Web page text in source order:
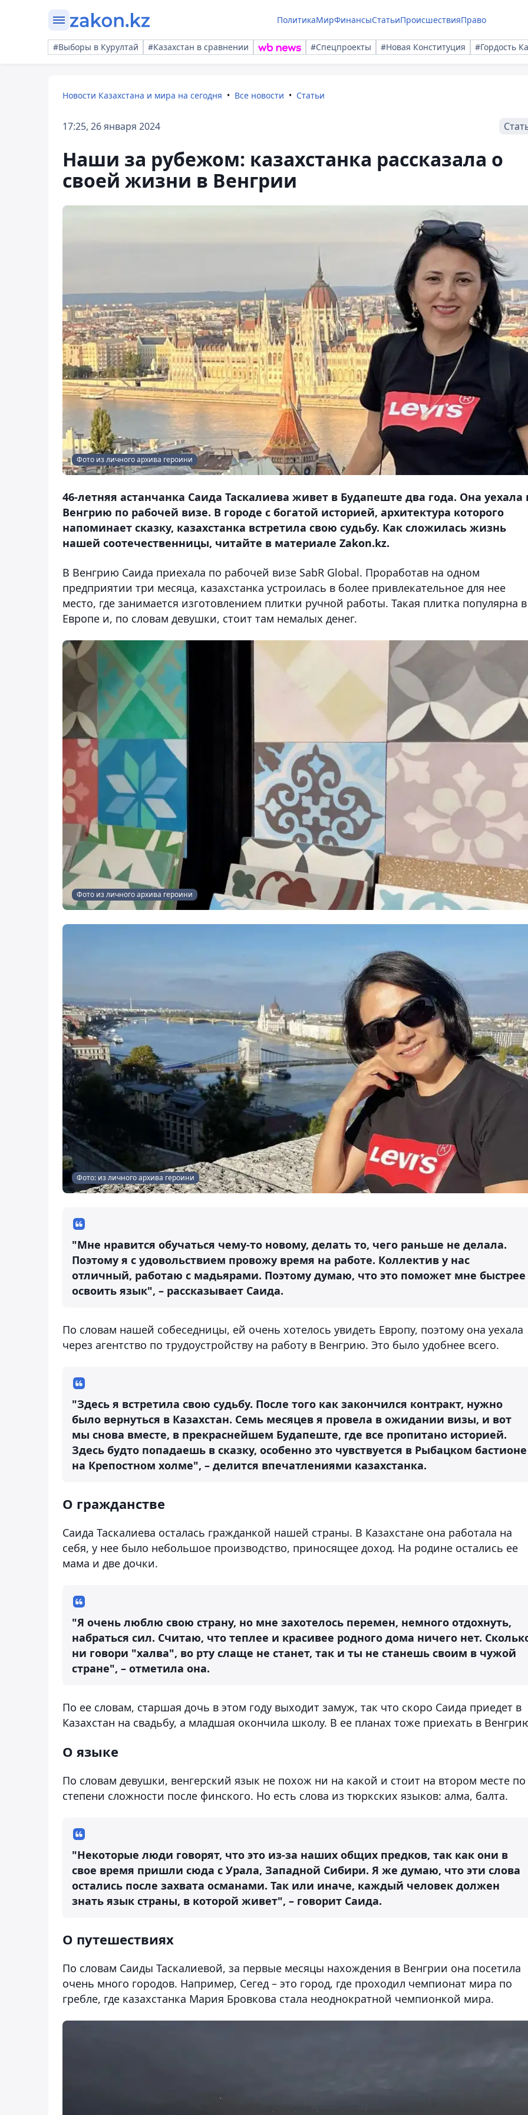
ПолитикаМирФинансыСтатьиПроисшествияПраво
#Выборы в Курултай #Казахстан в сравнении #Спецпроекты #Новая Конституция #Гордость
Новости Казахстана и мира на сегодня Все новости Статьи
17:25, 26 января 2024
Наши за рубежом: казахстанка рассказала о
своей жизни в Венгрии
Фото из личного архива героини
46-летняя астанчанка Саида Таскалиева живет в Будапеште два года. Она уехала
Венгрию по рабочей визе. В городе с богатой историей, архитектура которого
напоминает сказку, казахстанка встретила свою судьбу. Как сложилась жизнь
нашей соотечественницы, читайте в материале Zakon.kz.
В Венгрию Саида приехала по рабочей визе SabR Global. Проработав на одном
предприятии три месяца, казахстанка устроилась в более привлекательное для нее
место, где занимается изготовлением плитки ручной работы. Такая плитка популярна в
Европе и, по словам девушки, стоит там немалых денег.
Фото из личного архива героини
Фото: из личного архива героини
"Мне нравится обучаться чему-то новому, делать то, чего раньше не делала.
Поэтому я с удовольствием провожу время на работе. Коллектив у нас
отличный, работаю с мадьярами. Поэтому думаю, что это поможет мне быстрее
освоить язык", – рассказывает Саида.
По словам нашей собеседницы, ей очень хотелось увидеть Европу, поэтому она уехала
через агентство по трудоустройству на работу в Венгрию. Это было удобнее всего.
"Здесь я встретила свою судьбу. После того как закончился контракт, нужно
было вернуться в Казахстан. Семь месяцев я провела в ожидании визы, и вот
мы снова вместе, в прекраснейшем Будапеште, где все пропитано историей.
Здесь будто попадаешь в сказку, особенно это чувствуется в Рыбацком бастионе
на Крепостном холме", – делится впечатлениями казахстанка.
О гражданстве
Саида Таскалиева осталась гражданкой нашей страны. В Казахстане она работала на
себя, у нее было небольшое производство, приносящее доход. На родине остались ее
мама и две дочки.
"Я очень люблю свою страну, но мне захотелось перемен, немного отдохнуть,
набраться сил. Считаю, что теплее и красивее родного дома ничего нет.
ни говори "халва", во рту слаще не станет, так и ты не станешь своим в чужой
стране", – отметила она.
По ее словам, старшая дочь в этом году выходит замуж, так что скоро Саида приедет в
Казахстан на свадьбу, а младшая окончила школу. В ее планах тоже приехать в
О языке
По словам девушки, венгерский язык не похож ни на какой и стоит на втором месте по
степени сложности после финского. Но есть слова из тюркских языков: алма, балта.
"Некоторые люди говорят, что это из-за наших общих предков, так как они в
свое время пришли сюда с Урала, Западной Сибири. Я же думаю, что эти слова
остались после захвата османами. Так или иначе, каждый человек должен
знать язык страны, в которой живет", – говорит Саида.
О путешествиях
По словам Саиды Таскалиевой, за первые месяцы нахождения в Венгрии она посетила
очень много городов. Например, Сегед – это город, где проходил чемпионат мира по
гребле, где казахстанка Мария Бровкова стала неоднократной чемпионкой мира.